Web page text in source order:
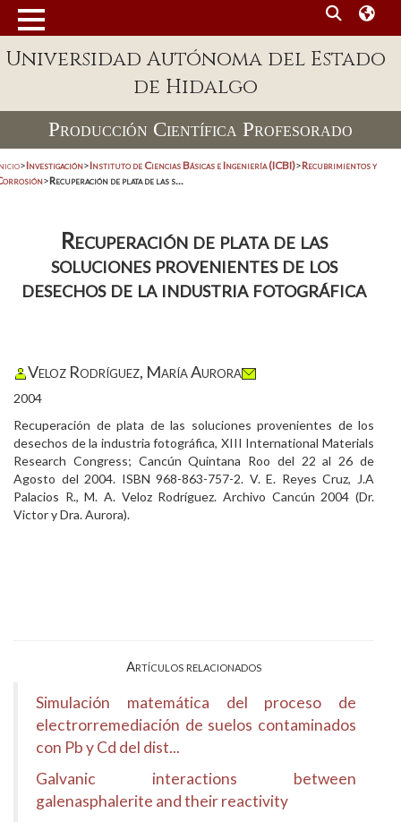
Universidad Autónoma del Estado
de Hidalgo
Producción Científica Profesorado
>Investigación>Instituto de Ciencias Básicas e Ingeniería (ICBI)>Recubrimientos y
>Recuperación de plata de las s...
Recuperación de plata de las
soluciones provenientes de los
desechos de la industria fotográfica
Veloz Rodríguez, María Aurora
2004
Recuperación de plata de las soluciones provenientes de los
desechos de la industria fotográfica, XIII International Materials
Research Congress; Cancún Quintana Roo del 22 al 26 de
Agosto del 2004. ISBN 968-863-757-2. V. E. Reyes Cruz, J.A
Palacios R., M. A. Veloz Rodríguez. Archivo Cancún 2004 (Dr.
Victor y Dra. Aurora).
Artículos relacionados
Simulación matemática del proceso de
electrorremediación de suelos contaminados
con Pb y Cd del dist...
Galvanic interactions between
galenasphalerite and their reactivity